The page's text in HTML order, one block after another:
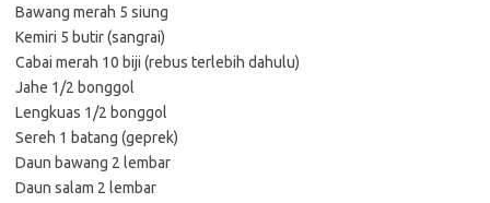
Bawang merah 5 siung
Kemiri 5 butir (sangrai)
Cabai merah 10 biji (rebus terlebih dahulu)
Jahe 1/2 bonggol
Lengkuas 1/2 bonggol
Sereh 1 batang (geprek)
Daun bawang 2 lembar
Daun salam 2 lembar